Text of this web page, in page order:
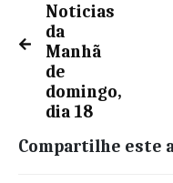
Noticias
da
Manhã
de
domingo,
dia 18
Compartilhe este